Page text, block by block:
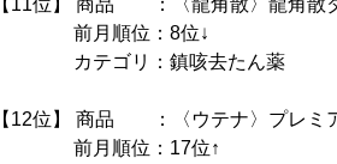
前月順位：8位↓
カテゴリ：鎮咳去たん薬
【12位】 商品 ：〈ウテナ〉プレミ
前月順位：17位↑